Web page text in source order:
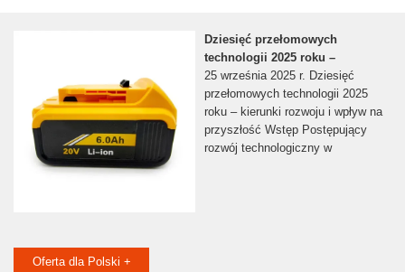
Dziesięć przełomowych
technologii 2025 roku –
25 września 2025 r. Dziesięć
przełomowych technologii 2025
roku – kierunki rozwoju i wpływ na
przyszłość Wstęp Postępujący
rozwój technologiczny w
Oferta dla Polski +